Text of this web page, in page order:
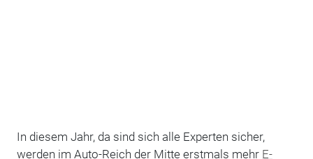
In diesem Jahr, da sind sich alle Experten sicher,
werden im Auto-Reich der Mitte erstmals mehr E-